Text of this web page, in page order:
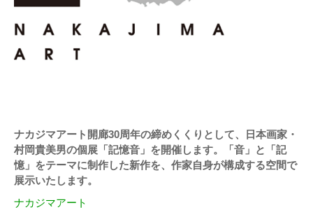
ナカジマアート開廊30周年の締めくくりとして、日本画家・
村岡貴美男の個展「記憶音」を開催します。「音」と「記
憶」をテーマに制作した新作を、作家自身が構成する空間で
展示いたします。
ナカジマアート